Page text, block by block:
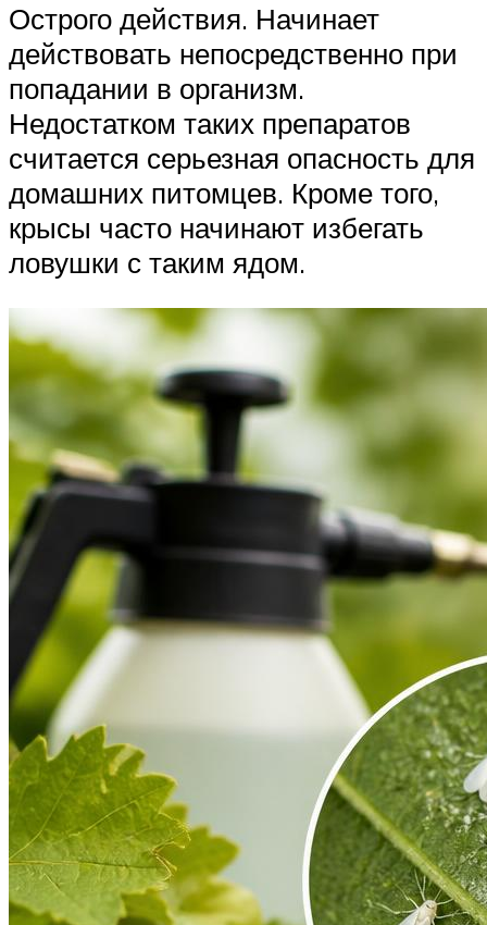
Острого действия. Начинает
действовать непосредственно при
попадании в организм.
Недостатком таких препаратов
считается серьезная опасность для
домашних питомцев. Кроме того,
крысы часто начинают избегать
ловушки с таким ядом.